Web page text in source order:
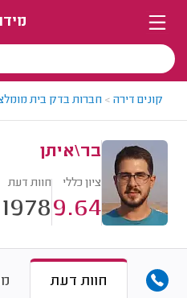
קונים דירה > חברות בדק בית
בר\איתן
ציון כללי
9.64
חוות דעת
1978
חוות דעת